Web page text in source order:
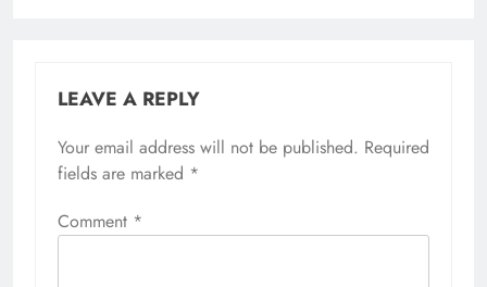
LEAVE A REPLY
Your email address will not be published. Required
fields are marked *
Comment *